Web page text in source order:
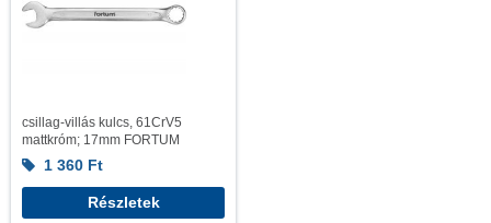
csillag-villás kulcs, 61CrV5
mattkróm; 17mm FORTUM
1 360 Ft
Részletek